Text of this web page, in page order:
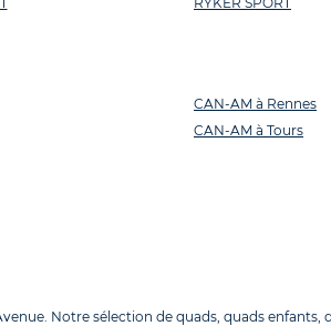
CAN-AM à Rennes
CAN-AM à Tours
Notre sélection de quads, quads